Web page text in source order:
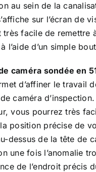
au sein de la
sur l’écran de
très facile de remettre
l’aide d’un simple
caméra sondée en
d’affiner le travail
caméra d’inspection.
vous pourrez très
position précise de
dessus de la tête de
une fois l’anomalie
de l’endroit précis